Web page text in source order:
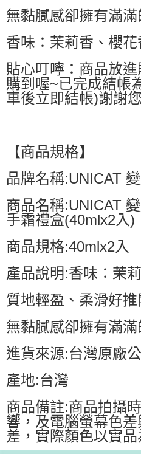
付款後萊爾富取貨
每筆NT$60，滿NT$599(含以上)免
7-11付款取貨
每筆NT$60，滿NT$599(含以上)
付款後7-11取貨
每筆NT$60，滿NT$599(含以上)免
每筆NT$80，滿NT$799(含以上)免
無黏膩感卻擁有滿
香味：茉莉香、櫻花
貼心叮嚀：商品放
購到喔~已完成結帳
車後立即結帳)謝謝
【商品規格】
品牌名稱:UNICAT
商品名稱:UNICAT
手霜禮盒(40mlx2入)
商品規格:40mlx2入
產品說明:香味：茉
質地輕盈、柔滑好推
無黏膩感卻擁有滿
進貨來源:台灣原廠
產地:台灣
商品備註:商品拍攝
響，及電腦螢幕色
差，實際顏色以實品